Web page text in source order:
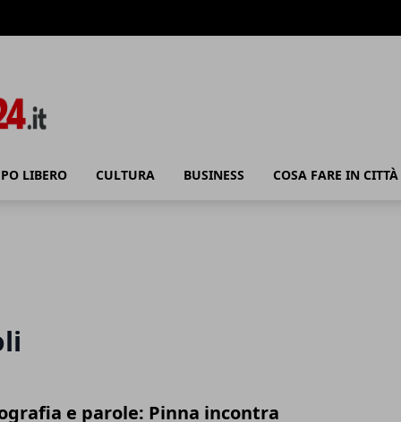
LIBERO CULTURA BUSINESS COSA FARE IN CITTÀ
e parole: Pinna incontra